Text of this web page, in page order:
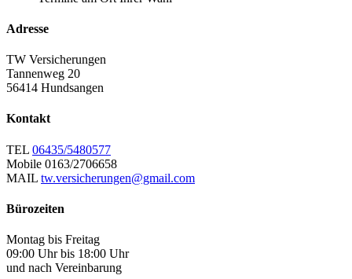
Adresse
TW Versicherungen
Tannenweg 20
56414 Hundsangen
Kontakt
TEL 06435/5480577
Mobile 0163/2706658
MAIL tw.versicherungen@gmail.com
Bürozeiten
Montag bis Freitag
09:00 Uhr bis 18:00 Uhr
und nach Vereinbarung